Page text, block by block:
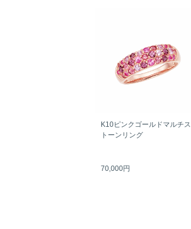
K10ピンクゴールドマルチス
トーンリング
70,000円